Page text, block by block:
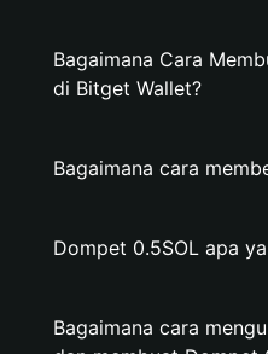
Bagaimana Cara
di Bitget Wallet?
Bagaimana cara
Dompet 0.5SOL apa
Bagaimana cara